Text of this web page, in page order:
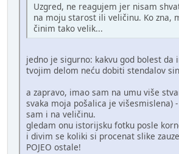
Uzgred, ne reagujem jer nisam
na moju starost ili veličinu. Ko zna,
činim tako velik...
jedno je sigurno: kakvu god bolest da
tvojim delom neću dobiti stendalov
a zapravo, imao sam na umu više
svaka moja pošalica je višesmislena)
sam i na veličinu.
gledam onu istorijsku fotku posle
i divim se koliki si procenat slike
POJEO ostale!